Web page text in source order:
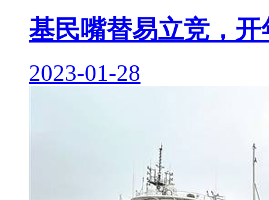
基民嘴替易立竞，
2023-01-28